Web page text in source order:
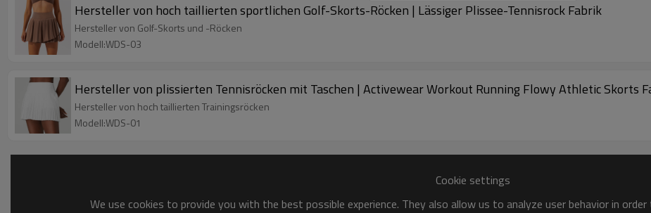
Hersteller von hoch taillierten sportlichen Golf-Skorts-Röcken | Lässiger Plissee-Tennisrock Fabrik
Hersteller von Golf-Skorts und -Röcken
Modell:WDS-03
Hersteller von plissierten Tennisröcken mit Taschen | Activewear Workout Running Flowy Athletic Skorts
Hersteller von hoch taillierten Trainingsröcken
Modell:WDS-01
Cookie settings
We use cookies to provide you with the best possible experience. They also allow us to analyze user behavior in